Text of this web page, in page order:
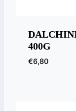
400G
€6,80